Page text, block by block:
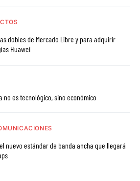
dobles de Mercado Libre y para adquirir
Huawei
no es tecnológico, sino económico
nuevo estándar de banda ancha que llegará